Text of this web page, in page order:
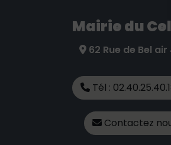
Mairie du
62 Rue de Bel air
Tél :
Contactez